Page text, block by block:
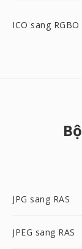
ICO sang RGBO
JPG sang RAS
JPEG sang RAS